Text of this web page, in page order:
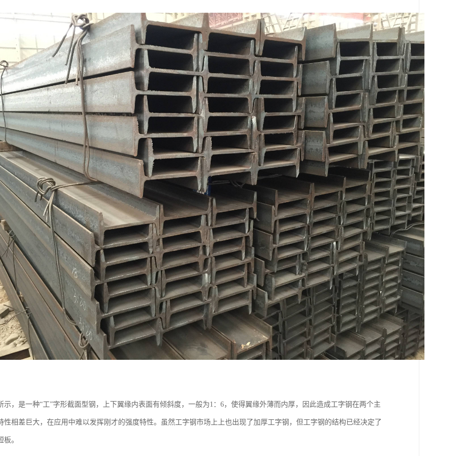
示，是一种“工”字形截面型钢，上下翼缘内表面有倾斜度，一般为1：6，使得翼缘外薄而内厚，因此造成工字钢在两个主
性相差巨大，在应用中难以发挥刚才的强度特性。虽然工字钢市场上上也出现了加厚工字钢，但工字钢的结构已经决定了
。